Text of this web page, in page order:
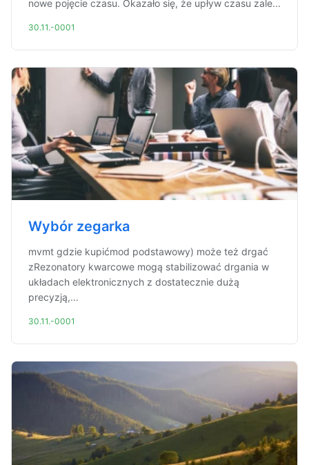
nowe pojęcie czasu. Okazało się, że upływ czasu zale...
30.11.-0001
Wybór zegarka
mvmt gdzie kupićmod podstawowy) może też drgać
zRezonatory kwarcowe mogą stabilizować drgania w
układach elektronicznych z dostatecznie dużą
precyzją,...
30.11.-0001